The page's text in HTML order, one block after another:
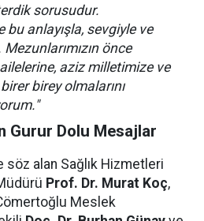
sorusudur.
bu anlayışla, sevgiyle ve
önce
aziz milletimize ve
birey olmalarını
Gurur Dolu Mesajlar
alan Sağlık Hizmetleri
Prof. Dr. Murat Koç,
Meslek